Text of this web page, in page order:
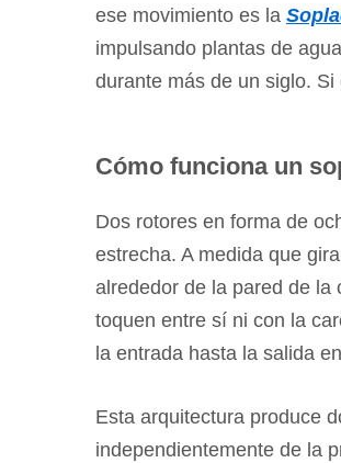
Roots
(y
qué
diferente)
lóbulos
frente
a
lóbulos:
¿qué
ese movimiento es la
impulsando plantas de
durante más de un siglo.
Cómo funciona un
Dos rotores en forma de
estrecha. A medida que
alrededor de la pared de la
toquen entre sí ni con la
la entrada hasta la salida
Esta arquitectura produce
independientemente de la